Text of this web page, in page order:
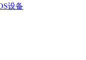
设备